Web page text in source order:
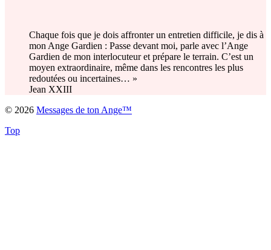
Chaque fois que je dois affronter un entretien difficile, je dis à
mon Ange Gardien : Passe devant moi, parle avec l’Ange
Gardien de mon interlocuteur et prépare le terrain. C’est un
moyen extraordinaire, même dans les rencontres les plus
redoutées ou incertaines… »
Jean XXIII
© 2026 Messages de ton Ange™
Top